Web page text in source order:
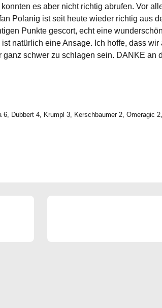
8
9
0
8
9
0
es aber nicht richtig abrufen. Vor
Polanig ist seit heute wieder richtig aus
Punkte gescort, echt eine
natürlich eine Ansage. Ich hoffe, dass
schwer zu schlagen sein. DANKE an
Dubbert 4, Krumpl 3, Kerschbaumer 2, Omeragic